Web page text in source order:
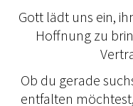
Gott lädt uns ein,
Hoffnung zu
Ob du gerade
entfalten